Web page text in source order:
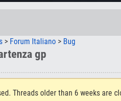
> Forum Italiano > Bug
gp
Threads older than 6 weeks are